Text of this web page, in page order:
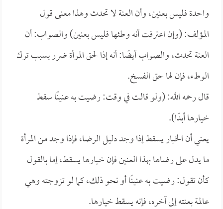
واحدة فليس بعنين، وأن العنة لا تحدث وهذا معنى قول
المؤلف: (وإن اعترفت أنه وطئها فليس بعنين) والصواب: أن
العنة تحدث، والصواب أيضًا: أنه إذا لحق المرأة ضرر بسبب ترك
الوطء، فإن لها حق الفسخ.
قال رحمه الله: (ولو قالت في وقت: رضيت به عنينًا سقط
خيارها أبدًا).
يعني أن الخيار يسقط إذا وجد دليل الرضا، فإذا وجد من المرأة
ما يدل على رضاها بهذا العنين فإن خيارها يسقط، إما بالقول
كأن تقول: رضيت به عنينًا أو نحو ذلك، كما لو تزوجته وهي
عالمة بعنته إلى آخره، فإنه يسقط خيارها.